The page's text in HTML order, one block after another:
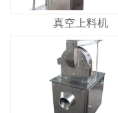
真空上料机